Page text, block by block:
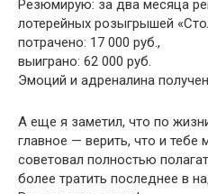
Резюмирую: за два месяца
лотерейных розыгрышей
потрачено: 17 000 руб.,
выиграно: 62 000 руб.
Эмоций и адреналина
А еще я заметил, что по
главное — верить, что и
советовал полностью
более тратить последнее в